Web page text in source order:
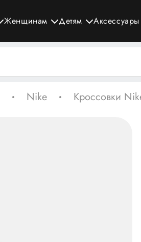
Женщинам Детям Аксессуары
Nike Кроссовки